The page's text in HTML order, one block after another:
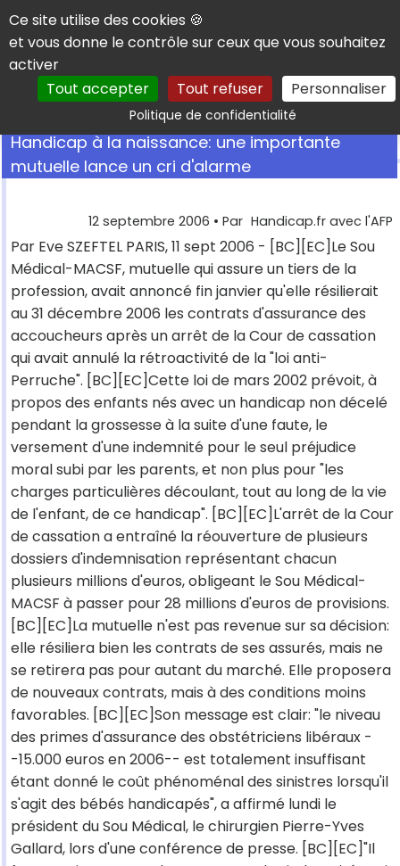
Panneau de gestion des cookies
Ce site utilise des cookies 🍪
et vous donne le contrôle sur ceux que vous souhaitez
activer
Tout accepter
Tout refuser Personnaliser
Politique de confidentialitéRechercher
Handicap à la naissance: une importante
mutuelle lance un cri d'alarme
12 septembre 2006 • Par Handicap.fr avec l'AFP
Par Eve SZEFTEL PARIS, 11 sept 2006 - [BC][EC]Le Sou
Médical-MACSF, mutuelle qui assure un tiers de la
profession, avait annoncé fin janvier qu'elle résilierait
au 31 décembre 2006 les contrats d'assurance des
accoucheurs après un arrêt de la Cour de cassation
qui avait annulé la rétroactivité de la "loi anti-
Perruche". [BC][EC]Cette loi de mars 2002 prévoit, à
propos des enfants nés avec un handicap non décelé
pendant la grossesse à la suite d'une faute, le
versement d'une indemnité pour le seul préjudice
moral subi par les parents, et non plus pour "les
charges particulières découlant, tout au long de la vie
de l'enfant, de ce handicap". [BC][EC]L'arrêt de la Cour
de cassation a entraîné la réouverture de plusieurs
dossiers d'indemnisation représentant chacun
plusieurs millions d'euros, obligeant le Sou Médical-
MACSF à passer pour 28 millions d'euros de provisions.
[BC][EC]La mutuelle n'est pas revenue sur sa décision:
elle résiliera bien les contrats de ses assurés, mais ne
se retirera pas pour autant du marché. Elle proposera
de nouveaux contrats, mais à des conditions moins
favorables. [BC][EC]Son message est clair: "le niveau
des primes d'assurance des obstétriciens libéraux -
-15.000 euros en 2006-- est totalement insuffisant
étant donné le coût phénoménal des sinistres lorsqu'il
s'agit des bébés handicapés", a affirmé lundi le
président du Sou Médical, le chirurgien Pierre-Yves
Gallard, lors d'une conférence de presse. [BC][EC]"Il